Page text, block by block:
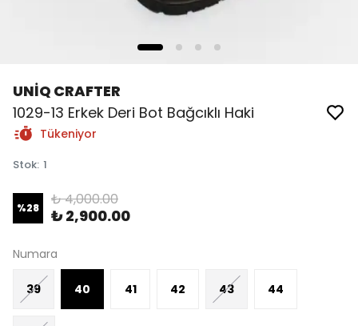
UNİQ CRAFTER
1029-13 Erkek Deri Bot Bağcıklı Haki
Tükeniyor
Stok: 1
%28 ₺ 4,000.00
₺ 2,900.00
Numara
39 40 41 42 43 44